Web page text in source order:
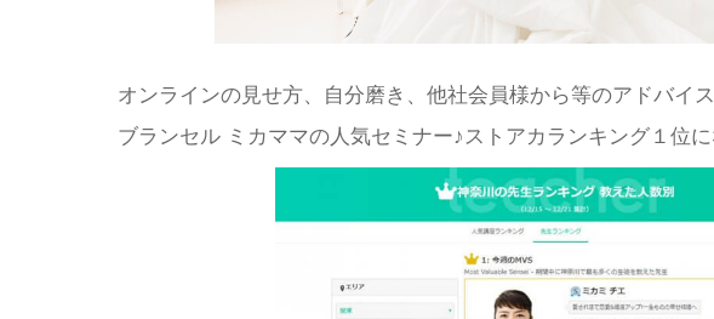
オンラインの見せ方、自分磨き、他社会員様から等のアドバイ
ブランセル ミカママの人気セミナー♪ストアカランキング１位